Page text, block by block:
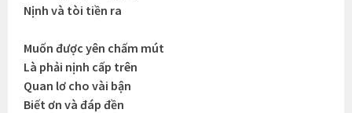
Nịnh và tòi tiền ra
Muốn được yên chấm mút
Là phải nịnh cấp trên
Quan lơ cho vài bận
Biết ơn và đáp đền